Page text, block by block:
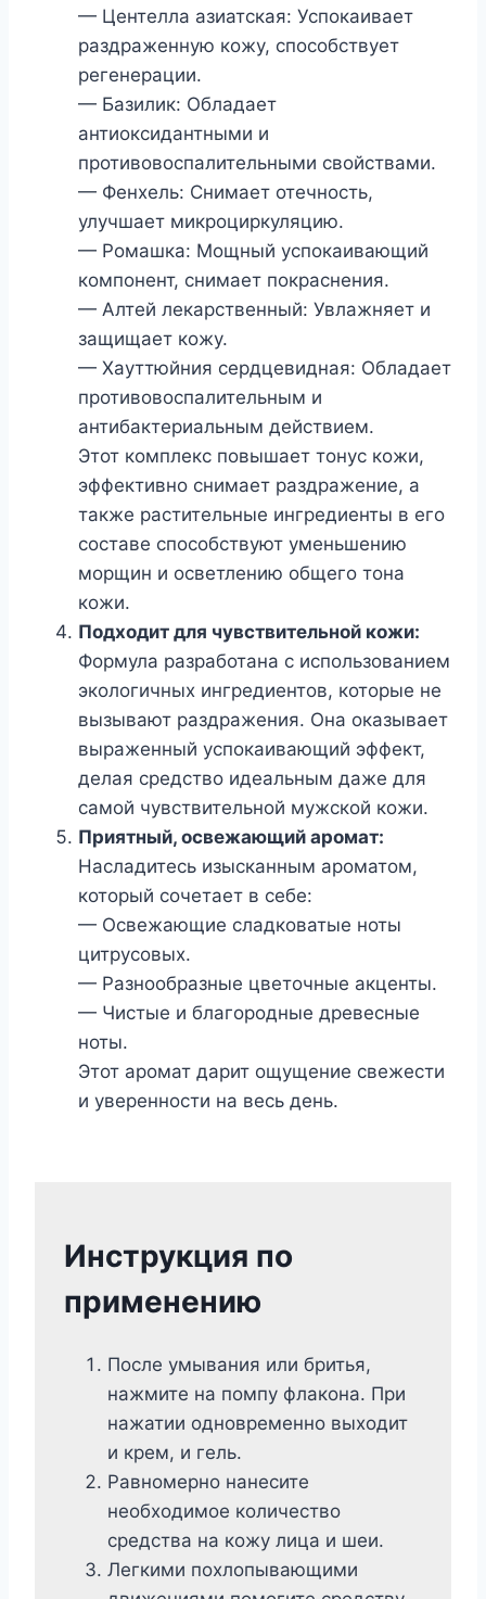
— Центелла азиатская: Успокаивает
раздраженную кожу, способствует
регенерации.
— Базилик: Обладает
антиоксидантными и
противовоспалительными свойствами.
— Фенхель: Снимает отечность,
улучшает микроциркуляцию.
— Ромашка: Мощный успокаивающий
компонент, снимает покраснения.
— Алтей лекарственный: Увлажняет и
защищает кожу.
— Хауттюйния сердцевидная: Обладает
противовоспалительным и
антибактериальным действием.
Этот комплекс повышает тонус кожи,
эффективно снимает раздражение, а
также растительные ингредиенты в его
составе способствуют уменьшению
морщин и осветлению общего тона
кожи.
Подходит для чувствительной кожи:
Формула разработана с использованием
экологичных ингредиентов, которые не
вызывают раздражения. Она оказывает
выраженный успокаивающий эффект,
делая средство идеальным даже для
самой чувствительной мужской кожи.
Приятный, освежающий аромат:
Насладитесь изысканным ароматом,
который сочетает в себе:
— Освежающие сладковатые ноты
цитрусовых.
— Разнообразные цветочные акценты.
— Чистые и благородные древесные
ноты.
Этот аромат дарит ощущение свежести
и уверенности на весь день.
Инструкция по
применению
После умывания или бритья,
нажмите на помпу флакона. При
нажатии одновременно выходит
и крем, и гель.
Равномерно нанесите
необходимое количество
средства на кожу лица и шеи.
Легкими похлопывающими